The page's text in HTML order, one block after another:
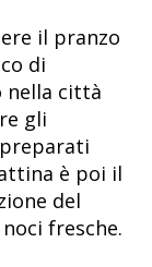
il pranzo
di
nella città
gli
preparati
è poi il
del
fresche.